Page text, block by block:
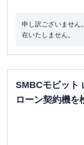
申し訳ございません
在いたしません。
SMBCモビット
ローン契約機を